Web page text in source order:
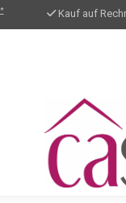
* Kauf auf